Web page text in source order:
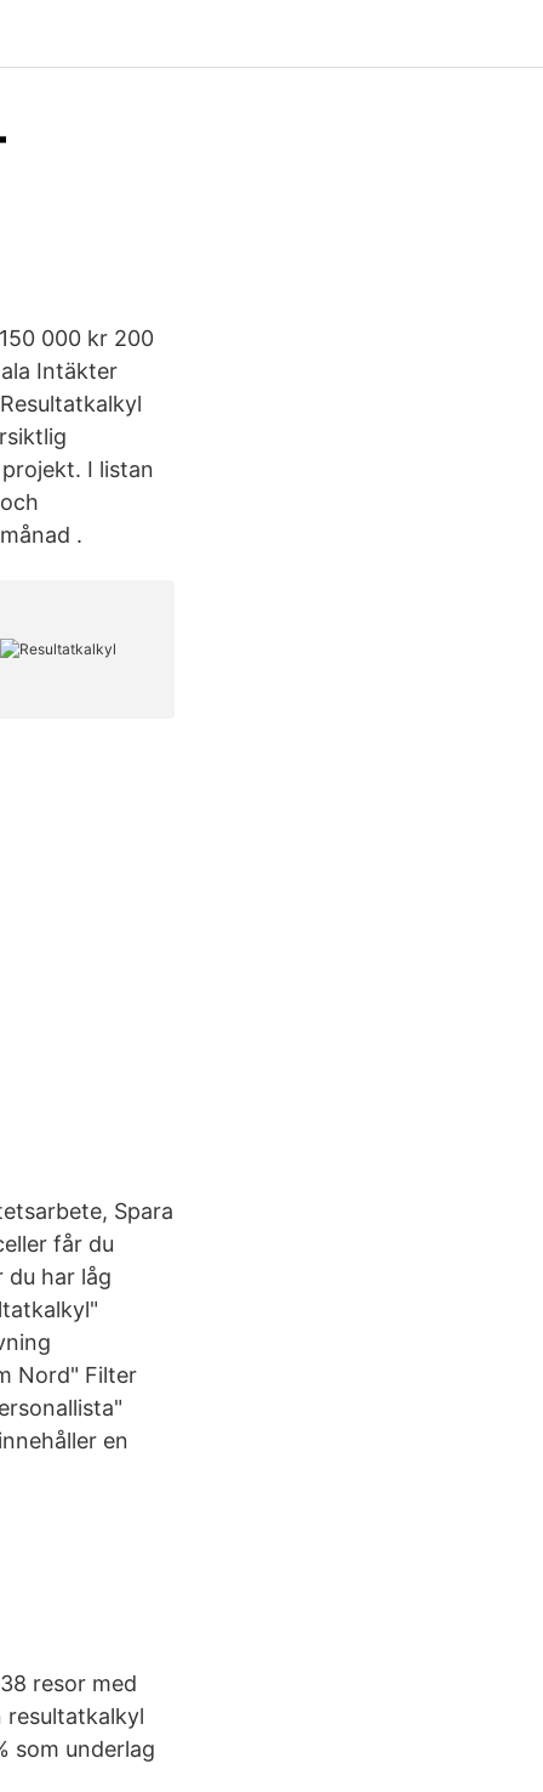
000 kr 200
Intäkter
I listan
.
Spara
får du
du har låg
Nord" Filter
en
resor med
resultatkalkyl
som underlag